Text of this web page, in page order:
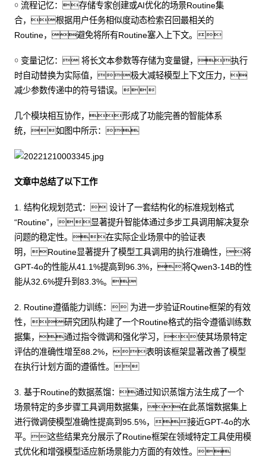
￮ 流程记忆：存储专家创建或AI优化的场景Routine集
合，根据用户任务相似度动态检索召回最相关的
Routine，避免将所有Routine塞入上下文。
￮ 变量记忆： 将长文本参数等存储为变量键，执行
时自动替换为实际值，极大减轻模型上下文压力，
减少参数传递中的符号错误。
几个模块相互协作，形成了功能完善的智能体系
统，如图中所示：
文章中总结了以下工作
1. 结构化规划范式： 设计了一套结构化的标准规划格式
“Routine”，显著提升智能体通过多步工具调用解决复杂
问题的稳定性。在实际企业场景中的验证表
明，Routine显著提升了模型工具调用的执行准确性，将
GPT-4o的性能从41.1%提高到96.3%，将Qwen3-14B的性
能从32.6%提升到83.3%。
2. Routine遵循能力训练： 为进一步验证Routine框架的有效
性，研究团队构建了一个Routine格式的指令遵循训练数
据集，通过指令微调和强化学习，使其场景特定
评估的准确性增至88.2%，表明该框架显著改善了模型
在执行计划方面的遵循性。
3. 基于Routine的数据蒸馏：通过知识蒸馏方法生成了一个
场景特定的多步骤工具调用数据集，在此蒸馏数据集上
进行微调使模型准确性提高到95.5%，接近GPT-4o的水
平。这些结果充分展示了Routine框架在领域特定工具使用模
式优化和增强模型适应新场景能力方面的有效性。